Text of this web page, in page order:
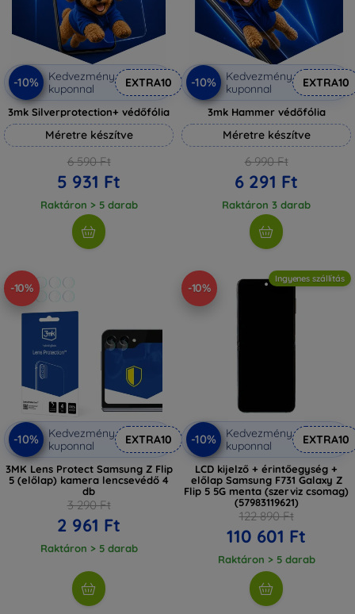
-10%
Kedvezmény
kuponnal
EXTRA10
3mk Silverprotection+ védőfólia
Méretre készítve
6 590 Ft
5 931 Ft
Raktáron > 5 darab
-10%
Kedvezmény
kuponnal
EXTRA10
3mk Hammer védőfólia
Méretre készítve
6 990 Ft
6 291 Ft
Raktáron 3 darab
-10%
-10%
Kedvezmény
kuponnal
EXTRA10
3MK Lens Protect Samsung Z Flip
5 (előlap) kamera lencsevédő 4
db
3 290 Ft
2 961 Ft
Raktáron > 5 darab
-10%
Ingyenes szállítás
-10%
Kedvezmény
kuponnal
EXTRA10
LCD kijelző + érintőegység +
előlap Samsung F731 Galaxy Z
Flip 5 5G menta (szerviz csomag)
(57983119621)
122 890 Ft
110 601 Ft
Raktáron > 5 darab